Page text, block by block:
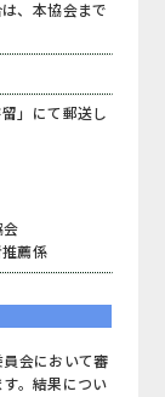
、本協会まで
」にて郵送し
会
薦係
会において審
。結果につい